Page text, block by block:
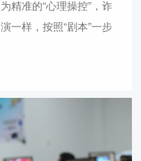
精准的“心理操控”，诈
一样，按照“剧本”一步